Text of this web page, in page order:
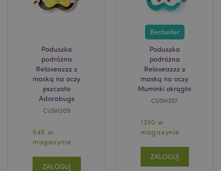
Poduszka
podróżna
Relaxeazzz z
maską na oczy
pszczoła
Adorabugs
CUSH309
545 w
magazynie
ZALOGUJ
Bestseller
Poduszka
podróżna
Relaxeazzz z
maską na oczy
Muminki okrągła
CUSH357
1330 w
magazynie
ZALOGUJ